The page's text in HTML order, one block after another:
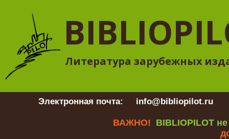
Литература зарубежных
Электронная почта: info@bibliopilot.ru
ВАЖНО! BIBLIOPILOT